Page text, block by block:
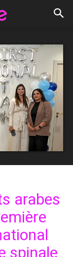
arabes
spinale